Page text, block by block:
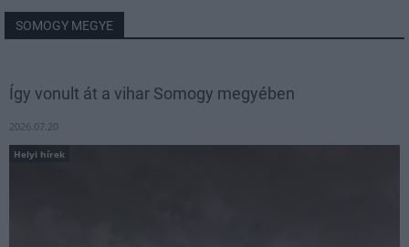
SOMOGY MEGYE
Így vonult át a vihar Somogy megyében
2026.07.20
Helyi hírek